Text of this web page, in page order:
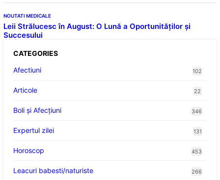
NOUTATI MEDICALE
Leii Strălucesc în August: O Lună a Oportunităților și
Succesului
CATEGORIES
Afectiuni
102
Articole 22
Boli și Afecțiuni 346
Expertul zilei 131
Horoscop 453
Leacuri babesti/naturiste 266